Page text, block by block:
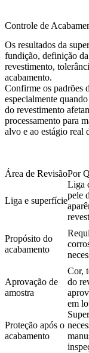
Controle de
Os resultados da
fundição, definição
revestimento,
acabamento.
Confirme os padrões
especialmente
do revestimento
processamento para
alvo e ao estágio real
Área de RevisãoPor
Liga e superfície
Liga
pele
Propósito do
acabamento
Aprovação de
amostra
Cor,
do
em
Proteção após o
acabamento